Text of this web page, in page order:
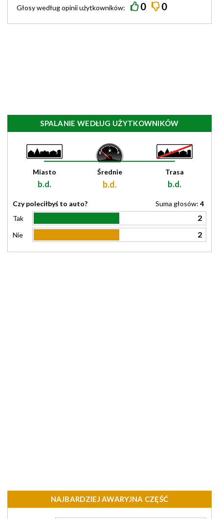
Głosy wedługopiniiużytkowników: 0 0
SPALANIE WEDŁUG UŻYTKOWNIKÓW
Miasto
b.d.
Średnie
b.d.
Trasa
b.d.
Czy poleciłbyś to auto? Suma głosów: 4
Tak
2
Nie 2
NAJBARDZIEJ AWARYJNA CZĘŚĆ